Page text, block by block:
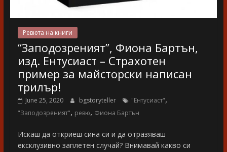
Ревюта на книги
“Заподозреният”, Фиона Бартън,
изд. Ентусиаст – Страхотен
пример за майсторски написан
трилър!
June 25, 2020 bgstoryteller "Ентусиаст",
"Заподозреният", ревю, Фиона Бартън
Искаш да откриеш сина си и да отразяваш
ексклузивно заплетен случай? Внимавай какво си